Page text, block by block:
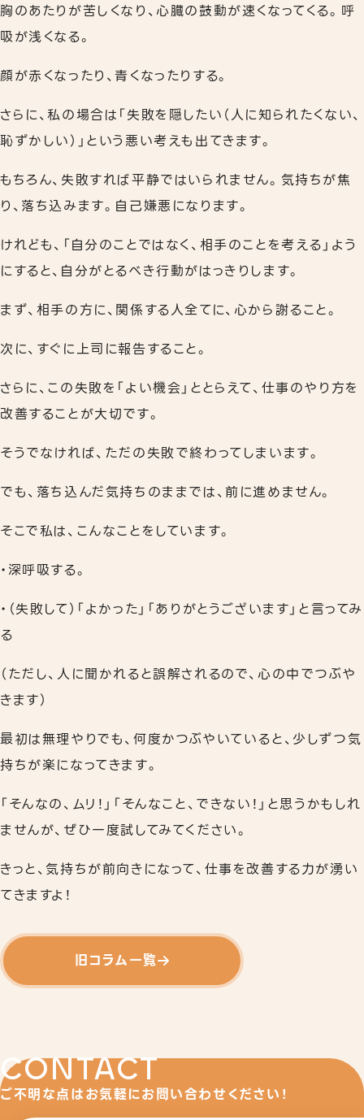
胸のあたりが苦しくなり、心臓の鼓動が速くなってくる。呼
吸が浅くなる。
顔が赤くなったり、青くなったりする。
さらに、私の場合は「失敗を隠したい（人に知られたくない、
恥ずかしい）」という悪い考えも出てきます。
もちろん、失敗すれば平静ではいられません。気持ちが焦
り、落ち込みます。自己嫌悪になります。
けれども、「自分のことではなく、相手のことを考える」よう
にすると、自分がとるべき行動がはっきりします。
まず、相手の方に、関係する人全てに、心から謝ること。
次に、すぐに上司に報告すること。
さらに、この失敗を「よい機会」ととらえて、仕事のやり方を
改善することが大切です。
そうでなければ、ただの失敗で終わってしまいます。
でも、落ち込んだ気持ちのままでは、前に進めません。
そこで私は、こんなことをしています。
・深呼吸する。
・（失敗して）「よかった」「ありがとうございます」と言ってみ
る
（ただし、人に聞かれると誤解されるので、心の中でつぶや
きます）
最初は無理やりでも、何度かつぶやいていると、少しずつ気
持ちが楽になってきます。
「そんなの、ムリ！」「そんなこと、できない！」と思うかもしれ
ませんが、ぜひ一度試してみてください。
きっと、気持ちが前向きになって、仕事を改善する力が湧い
てきますよ！
旧コラム一覧
CONTACT
ご不明な点はお気軽にお問い合わせください！